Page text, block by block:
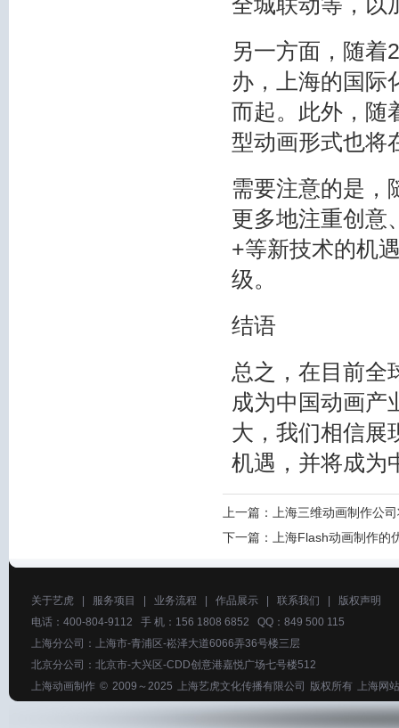
另一方面，随着
办，上海的国际
而起。此外，随
型动画形式也将
需要注意的是，
更多地注重创意
+等新技术的机
级。
结语
总之，在目前全
成为中国动画产
大，我们相信展
机遇，并将成为
上一篇：
上海三维动画制作公
下一篇：
上海Flash动画制作的
关于艺虎 服务项目 业务流程 作品展示 联系我们
版权声明
电话：400-804-9112 手 机：156 1808 6852 QQ：849 500 115
上海分公司：上海市-青浦区-崧泽大道6066弄36号楼三层
北京分公司：北京市-大兴区-CDD创意港嘉悦广场七号楼512
上海动画制作 © 2009～2025 上海艺虎文化传播有限公司 版权所有 上海网